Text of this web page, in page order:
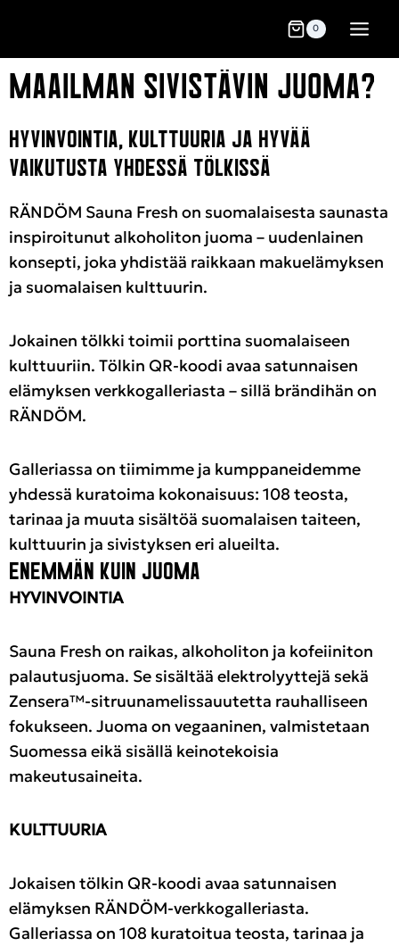
0
MAAILMAN SIVISTÄVIN JUOMA?
HYVINVOINTIA, KULTTUURIA JA HYVÄÄ
VAIKUTUSTA YHDESSÄ TÖLKISSÄ
RÄNDÖM Sauna Fresh on suomalaisesta saunasta
inspiroitunut alkoholiton juoma – uudenlainen
konsepti, joka yhdistää raikkaan makuelämyksen
ja suomalaisen kulttuurin.
Jokainen tölkki toimii porttina suomalaiseen
kulttuuriin. Tölkin QR-koodi avaa satunnaisen
elämyksen verkkogalleriasta – sillä brändihän on
RÄNDÖM.
Galleriassa on tiimimme ja kumppaneidemme
yhdessä kuratoima kokonaisuus: 108 teosta,
tarinaa ja muuta sisältöä suomalaisen taiteen,
kulttuurin ja sivistyksen eri alueilta.
ENEMMÄN KUIN JUOMA
HYVINVOINTIA
Sauna Fresh on raikas, alkoholiton ja kofeiiniton
palautusjuoma. Se sisältää elektrolyyttejä sekä
Zensera™-sitruunamelissauutetta rauhalliseen
fokukseen. Juoma on vegaaninen, valmistetaan
Suomessa eikä sisällä keinotekoisia
makeutusaineita.
KULTTUURIA
Jokaisen tölkin QR-koodi avaa satunnaisen
elämyksen RÄNDÖM-verkkogalleriasta.
Galleriassa on 108 kuratoitua teosta, tarinaa ja